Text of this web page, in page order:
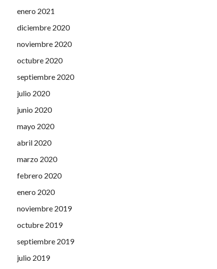
enero 2021
diciembre 2020
noviembre 2020
octubre 2020
septiembre 2020
julio 2020
junio 2020
mayo 2020
abril 2020
marzo 2020
febrero 2020
enero 2020
noviembre 2019
octubre 2019
septiembre 2019
julio 2019